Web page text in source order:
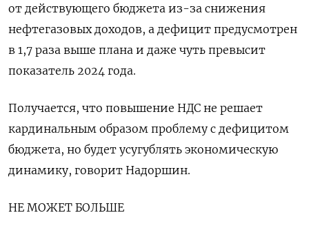
от действующего бюджета из-за снижения
нефтегазовых доходов, а дефицит предусмотрен
в 1,7 раза выше плана и даже чуть превысит
показатель 2024 года.
Получается, что повышение НДС не решает
кардинальным образом проблему с дефицитом
бюджета, но будет усугублять экономическую
динамику, говорит Надоршин.
НЕ МОЖЕТ БОЛЬШЕ